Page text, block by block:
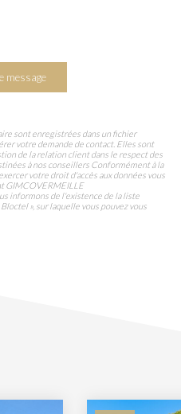
message
sont enregistrées dans un fichier
votre demande de contact. Elles sont
de la relation client dans le respect des
à nos conseillers Conformément à la
votre droit d'accès aux données vous
GIMCOVERMEILLE
informons de l'existence de la liste
», sur laquelle vous pouvez vous